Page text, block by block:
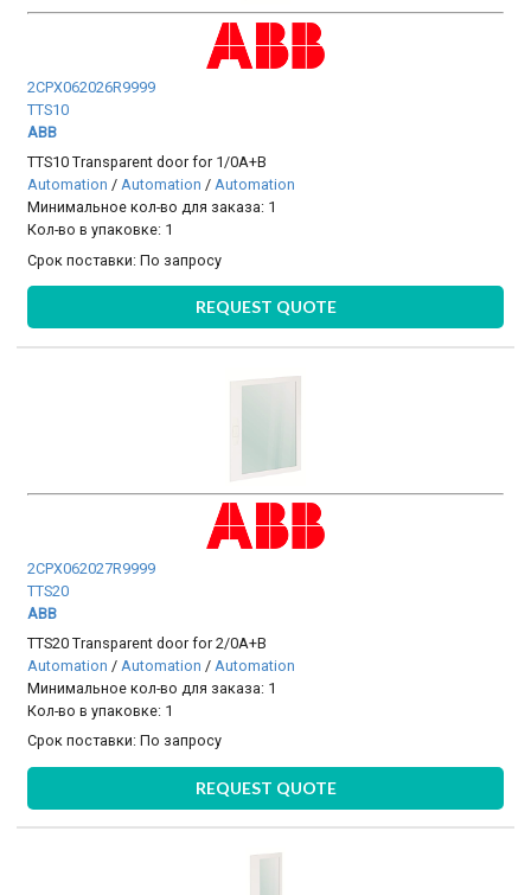
2CPX062026R9999
TTS10
ABB
TTS10 Transparent door for 1/0A+B
Automation /Automation /Automation
Минимальное кол-во для заказа: 1
Кол-во в упаковке: 1
Срок поставки:По запросу
REQUEST QUOTE
2CPX062027R9999
TTS20
ABB
TTS20 Transparent door for 2/0A+B
Automation / Automation / Automation
Минимальное кол-во для заказа: 1
Кол-во в упаковке: 1
Срок поставки:По запросу
REQUEST QUOTE